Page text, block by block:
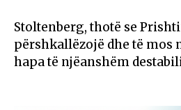
Stoltenberg, thotë se
përshkallëzojë dhe të mos
hapa të njëanshëm